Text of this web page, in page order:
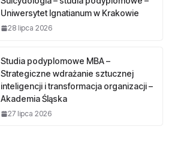
Uniwersytet Ignatianum w Krakowie
28 lipca 2026
Studia podyplomowe MBA –
Strategiczne wdrażanie sztucznej
inteligencji i transformacja organizacji –
Akademia Śląska
27 lipca 2026